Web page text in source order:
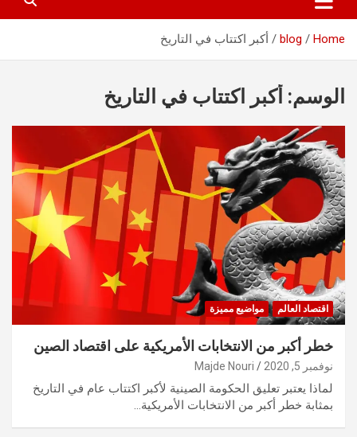
Home
blog أكبر اكتتاب في التاريخ
الوسم: أكبر اكتتاب في التاريخ
اقتصاد العالم مواضيع مميزة
خطر أكبر من الانتخابات الأمريكية على اقتصاد الصين
نوفمبر 5, 2020 Majde Nouri
لماذا يعتبر تعليق الحكومة الصينية لأكبر اكتتاب عام في التاريخ
بمثابة خطر أكبر من الانتخابات الأمريكية…